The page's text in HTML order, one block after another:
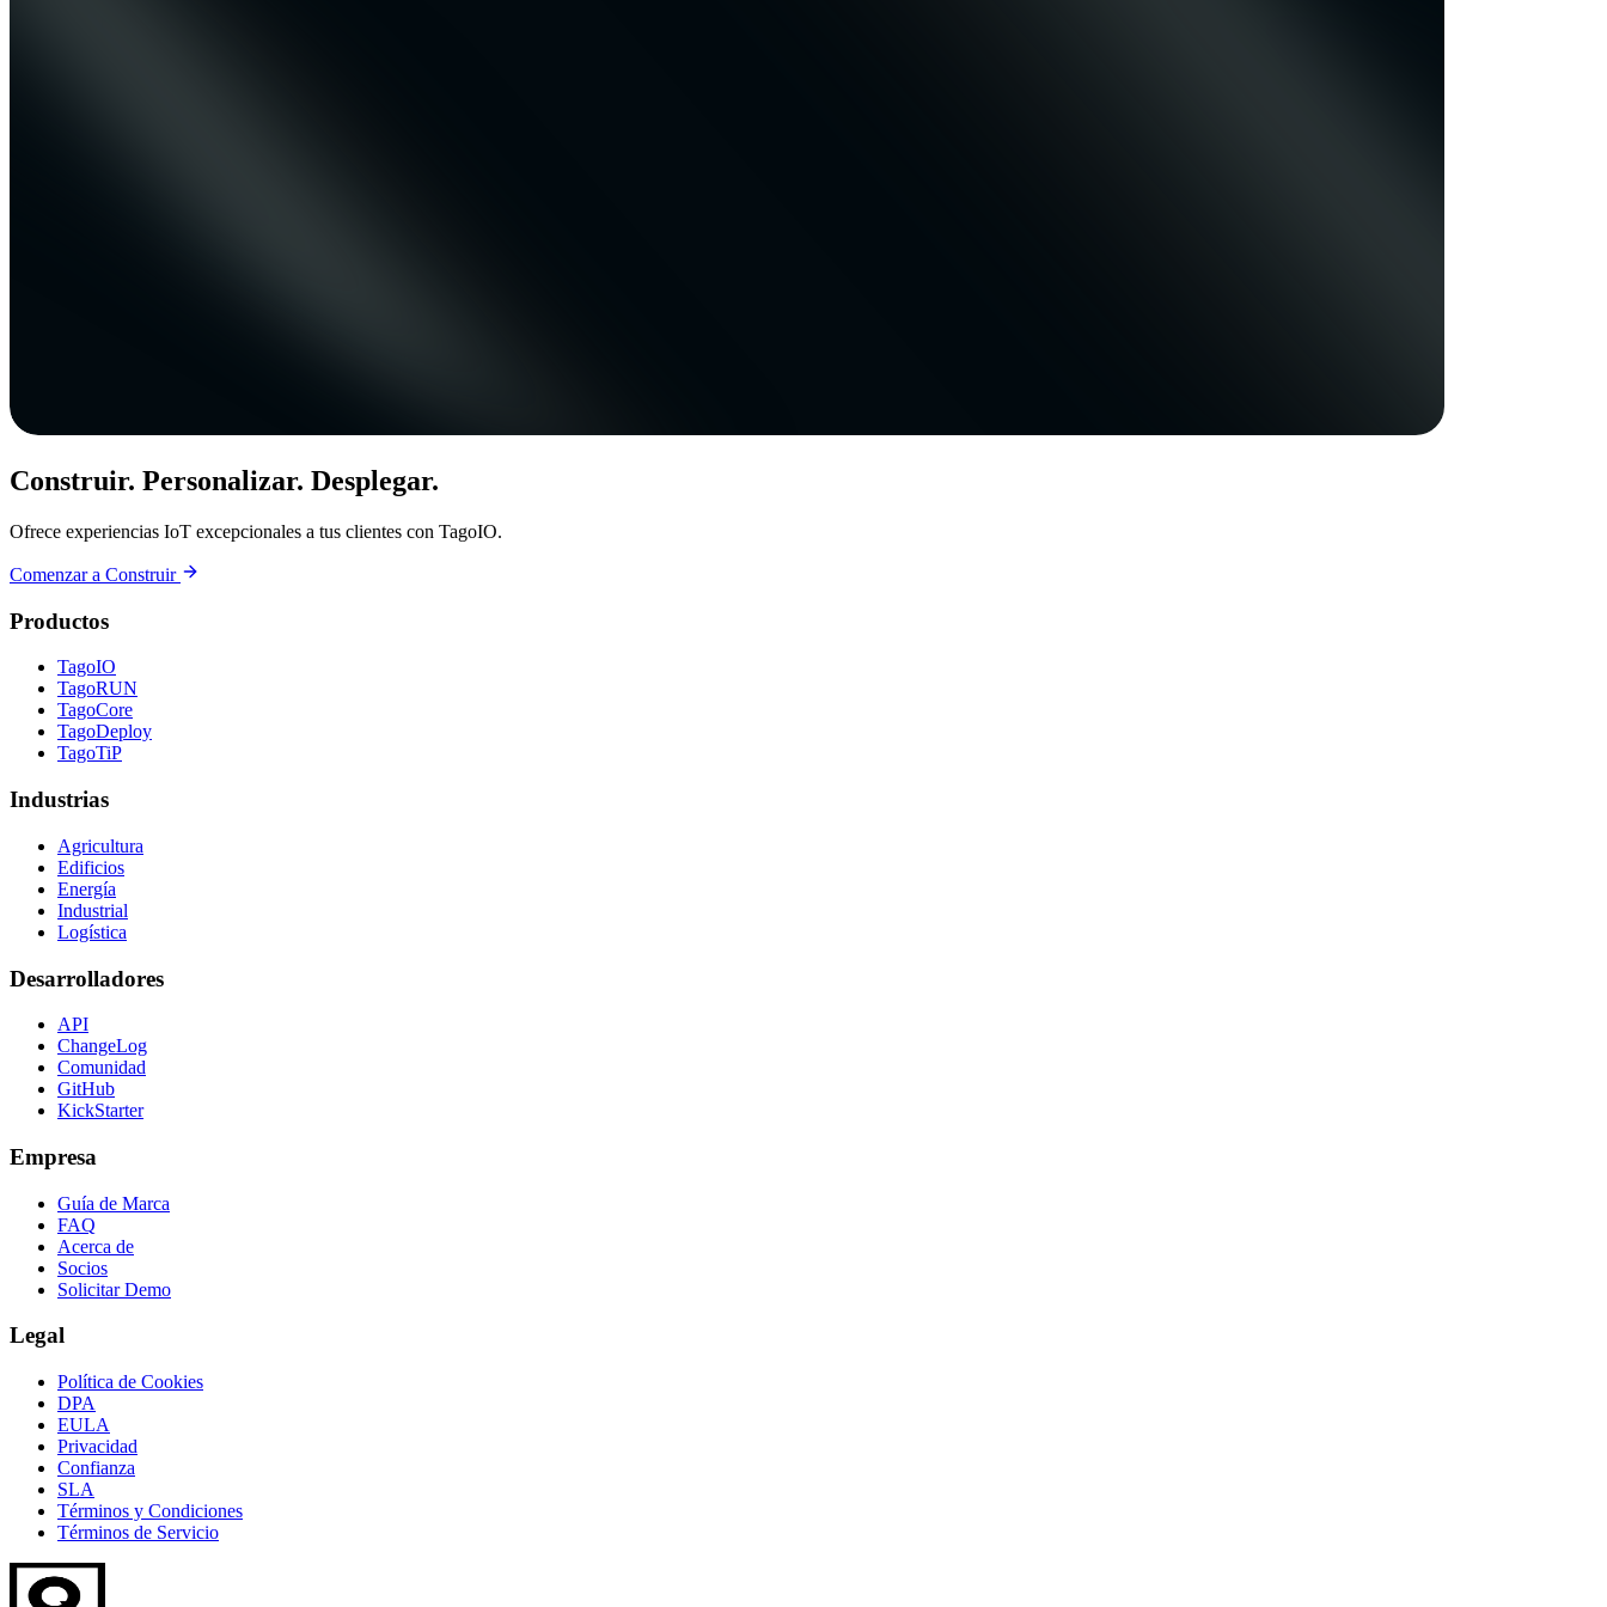
Construir. Personalizar. Desplegar.
Ofrece experiencias IoT excepcionales a tus clientes con TagoIO.
Comenzar a Construir
Productos
TagoIO
TagoRUN
TagoCore
TagoDeploy
TagoTiP
Industrias
Agricultura
Edificios
Energía
Industrial
Logística
Desarrolladores
API
ChangeLog
Comunidad
GitHub
KickStarter
Empresa
Guía de Marca
FAQ
Acerca de
Socios
Solicitar Demo
Legal
Política de Cookies
DPA
EULA
Privacidad
Confianza
SLA
Términos y Condiciones
Términos de Servicio